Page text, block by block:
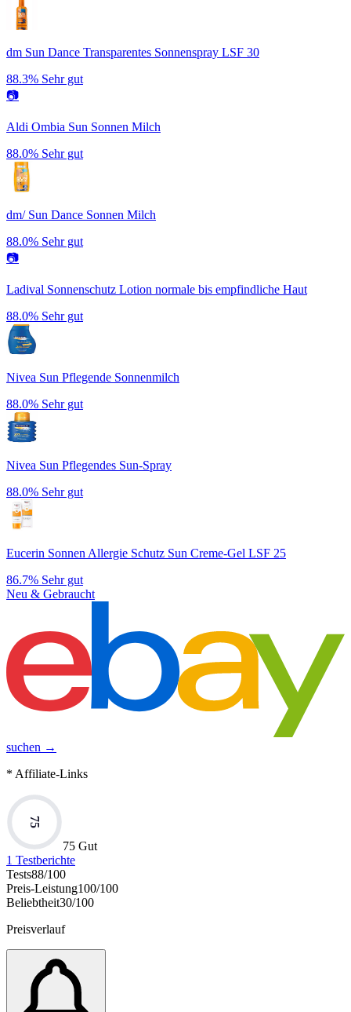
dm Sun Dance Transparentes Sonnenspray LSF 30
88.3% Sehr gut
📷
Aldi Ombia Sun Sonnen Milch
88.0% Sehr gut
dm/ Sun Dance Sonnen Milch
88.0% Sehr gut
📷
Ladival Sonnenschutz Lotion normale bis empfindliche Haut
88.0% Sehr gut
Nivea Sun Pflegende Sonnenmilch
88.0% Sehr gut
Nivea Sun Pflegendes Sun-Spray
88.0% Sehr gut
Eucerin Sonnen Allergie Schutz Sun Creme-Gel LSF 25
86.7% Sehr gut
Neu & Gebraucht
suchen →
* Affiliate-Links
75
75 Gut
1 Testberichte
Tests88/100
Preis-Leistung100/100
Beliebtheit30/100
Preisverlauf